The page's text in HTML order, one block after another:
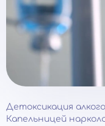
Детоксикация
Капельницей